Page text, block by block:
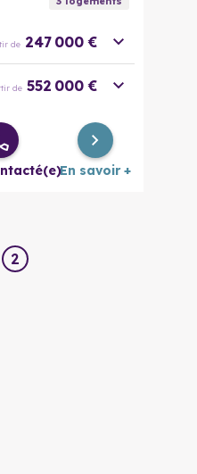
de 247 000 €
de 552 000 €
En savoir +
2